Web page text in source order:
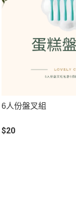
6人份盤叉組
$20